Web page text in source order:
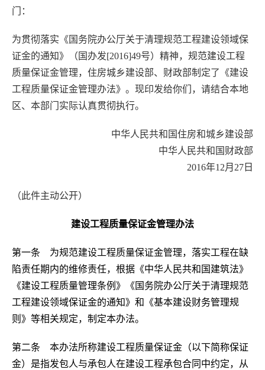
门：
为贯彻落实《国务院办公厅关于清理规范工程建设领域保
证金的通知》（国办发[2016]49号）精神，规范建设工程
质量保证金管理，住房城乡建设部、财政部制定了《建设
工程质量保证金管理办法》。现印发给你们，请结合本地
区、本部门实际认真贯彻执行。
中华人民共和国住房和城乡建设部
中华人民共和国财政部
2016年12月27日
（此件主动公开）
建设工程质量保证金管理办法
第一条 为规范建设工程质量保证金管理，落实工程在缺
陷责任期内的维修责任，根据《中华人民共和国建筑法》
《建设工程质量管理条例》《国务院办公厅关于清理规范
工程建设领域保证金的通知》和《基本建设财务管理规
则》等相关规定，制定本办法。
第二条 本办法所称建设工程质量保证金（以下简称保证
金）是指发包人与承包人在建设工程承包合同中约定，从